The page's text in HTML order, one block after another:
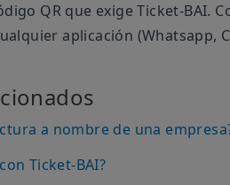
QR que exige Ticket-BAI.
aplicación (Whatsapp,
a nombre de una
Ticket-BAI?